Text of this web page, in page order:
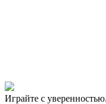
Играйте с